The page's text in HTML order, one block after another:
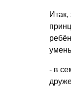
- в